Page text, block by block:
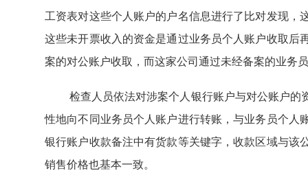
工资表对这些个人账户的户名信息进行了比对发现
这些未开票收入的资金是通过业务员个人账户收取后
案的对公账户收取，而这家公司通过未经备案的业务
检查人员依法对涉案个人银行账户与对公账户
性地向不同业务员个人账户进行转账，与业务员个人
银行账户收款备注中有货款等关键字，收款区域与该
销售价格也基本一致。